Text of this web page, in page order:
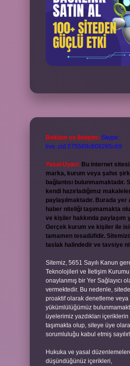
Reklam ve İletişim: Skype:
live:.cid.575569c608265c69
Yasal Uyarı: Bu internet
marka, kurum veya şahıs
bağlantısı bulunmamaktadır.
kendi hazırladığımız
paylaşılmaktadır. Burada
haber niteliği taşımamakta
ve kişiler hakkında paylaşım
Gerçek kurum ve kişiler ile
tamamen tesadüfidir.
taslak halindedir ve tavsiye
Sitemiz, 5651 Sayılı Kanun
Teknolojileri ve İletişim Kurumu
onaylanmış bir Yer Sağlayıcı
vermektedir. Bu nedenle,
proaktif olarak denetleme veya
yükümlülüğümüz
üyelerimiz yazdıkları
taşımakta olup, siteye üye
sorumluluğu kabul etmiş
Hukuka ve yasal
düşündüğünüz içerikleri,